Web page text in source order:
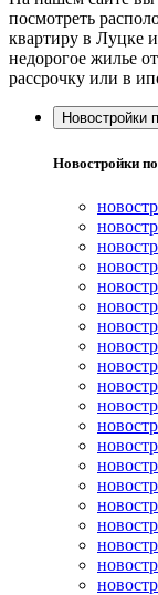
посмотреть
квартиру в Луцке
недорогое жилье
рассрочку или в
Новостройки
Новостройки